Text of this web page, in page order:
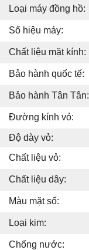
Loại máy đồng hồ:
Số hiệu máy:
Chất liệu mặt kính:
Bảo hành quốc tế:
Bảo hành Tân Tân:
Đường kính vỏ:
Độ dày vỏ:
Chất liệu vỏ:
Chất liệu dây:
Màu mặt số:
Loại kim:
Chống nước: